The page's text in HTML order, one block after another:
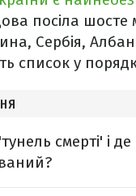
посіла шосте
Сербія,
список у
смерті' і де